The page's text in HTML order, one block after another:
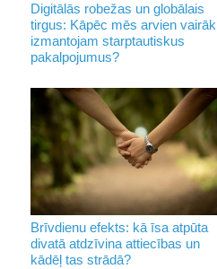
Digitālās robežas un globālais
tirgus: Kāpēc mēs arvien vairāk
izmantojam starptautiskus
pakalpojumus?
Brīvdienu efekts: kā īsa atpūta
divatā atdzīvina attiecības un
kādēļ tas strādā?